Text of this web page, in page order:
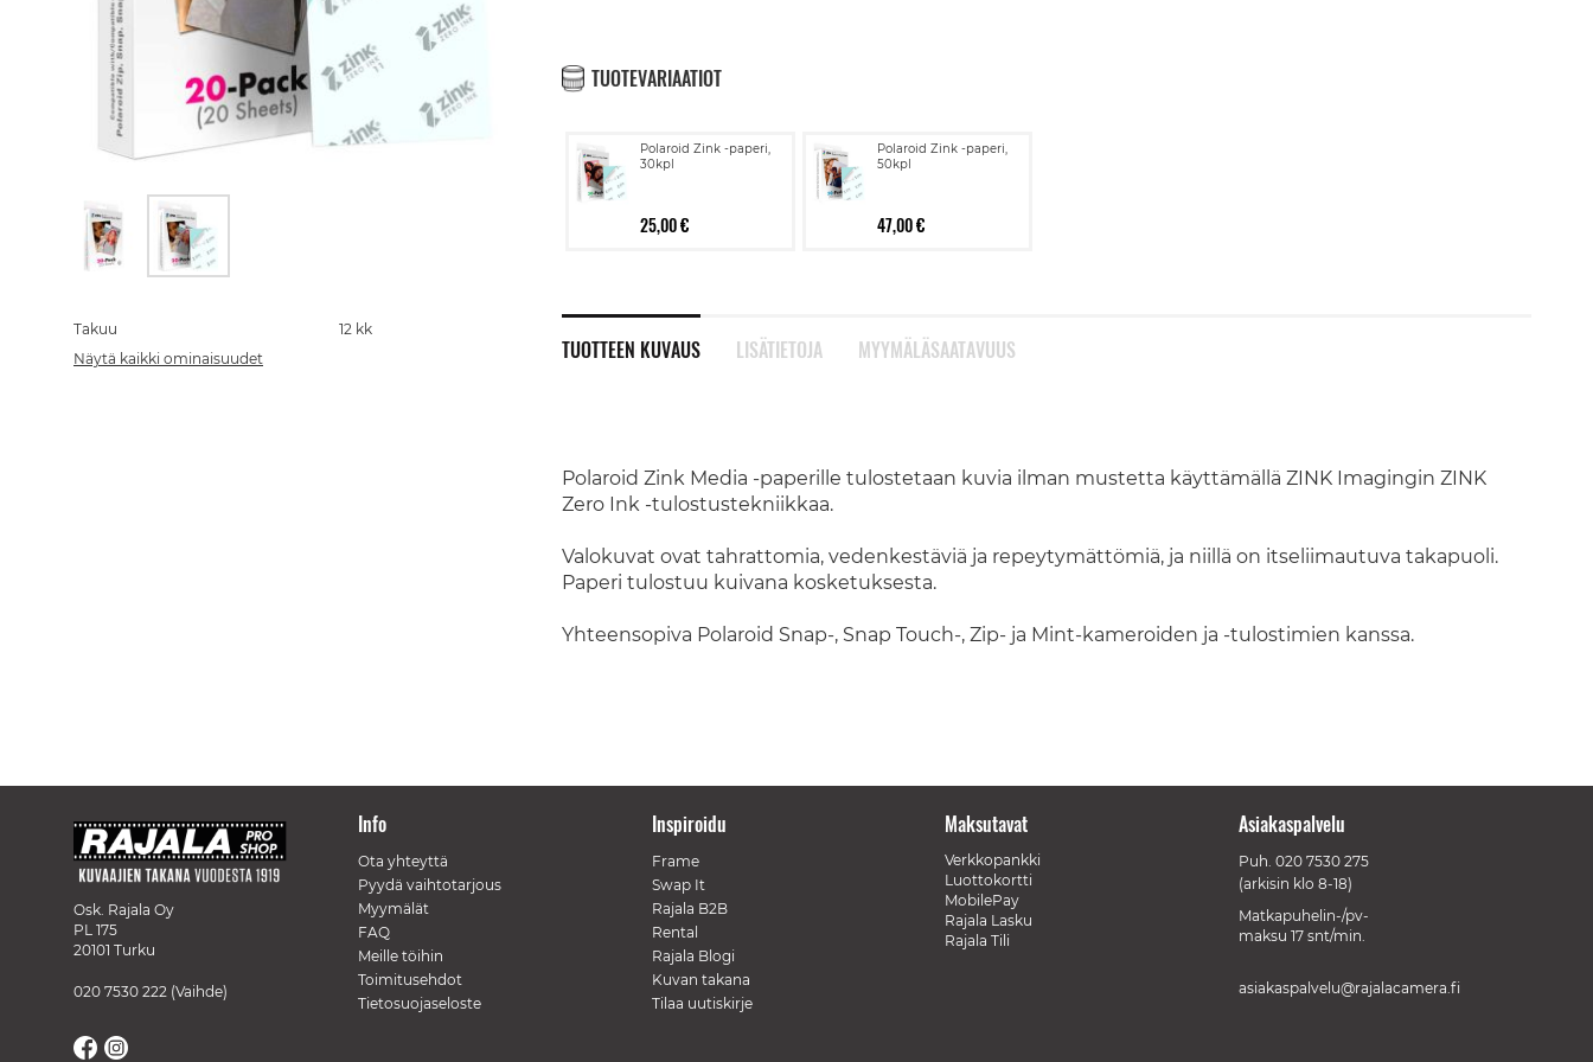
TUOTEVARIAATIOT
Polaroid Zink -paperi,
30kpl
25,00 €
Polaroid Zink -paperi,
50kpl
47,00 €
TUOTTEEN KUVAUS
Polaroid Zink Media -paperille tulostetaan kuvia ilman mustetta käyttämällä ZINK Imagingin ZINK
Zero Ink -tulostustekniikkaa.
Valokuvat ovat tahrattomia, vedenkestäviä ja repeytymättömiä, ja niillä on itseliimautuva takapuoli.
Paperi tulostuu kuivana kosketuksesta.
Yhteensopiva Polaroid Snap-, Snap Touch-, Zip- ja Mint-kameroiden ja -tulostimien kanssa.
LISÄTIETOJA MYYMÄLÄSAATAVUUS
the
beginning
of
Takuu
12 kk
Näytä kaikki ominaisuudet
Osk. Rajala Oy
PL 175
20101 Turku
020 7530 222 (Vaihde)
Info
Ota yhteyttä
Pyydä vaihtotarjous
Myymälät
FAQ
Meille töihin
Toimitusehdot
Tietosuojaseloste
Inspiroidu
Frame
Swap It
Rajala B2B
Rental
Rajala Blogi
Kuvan takana
Tilaa uutiskirje
Maksutavat
Verkkopankki
Luottokortti
MobilePay
Rajala Lasku
Rajala Tili
Asiakaspalvelu
Puh. 020 7530 275
(arkisin klo 8-18)
Matkapuhelin-/pv-
maksu 17 snt/min.
asiakaspalvelu@rajalacamera.fi